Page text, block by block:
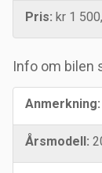
Pris: kr 1
Info om bilen
Anmerkning:
Årsmodell: